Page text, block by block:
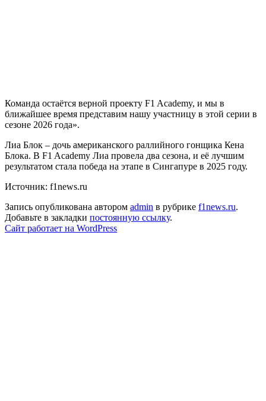
Команда остаётся верной проекту F1 Academy, и мы в
ближайшее время представим нашу участницу в этой серии в
сезоне 2026 года».
Лиа Блок – дочь американского раллийного гонщика Кена
Блока. В F1 Academy Лиа провела два сезона, и её лучшим
результатом стала победа на этапе в Сингапуре в 2025 году.
Источник: f1news.ru
Запись опубликована автором admin в рубрике f1news.ru.
Добавьте в закладки постоянную ссылку.
Сайт работает на WordPress